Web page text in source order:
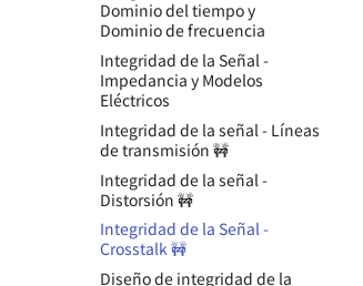
Componentes básicos -
Transistor de efecto de campo
Componentes Básicos -
Acoplador Optoeléctrico
Componentes básicos -
Amplificador operacional
Fundamentos de Circuitos
Digitales
Fundamentos de ADC y DAC
Salida Push-Pull y Salida de
Drenaje Abierto
F1C200s
Diseño del Sistema Mínimo de
OSD335x
Cómo diseñar el sistema
mínimo de un
microcontrolador
Desarrollo de hardware
STM32F4
SwiftCtrl - Controlador
Bluetooth
DIY CMSIS-DAP 🚧
ZenDriver - Motor Driver de
Alto Rendimiento
Esquema de control del motor
- IR2104S
Protocolo de comunicación -
CAN 🚧
Protocolo de comunicación -
USB 🚧
Protocolo de comunicación -
Ethernet 🚧
voltaje conmutada (no
aislada)
Topología de alimentación -
Regulación de conmutación
(aislada)
Diseño de Fuentes de
Alimentación - Circuitos
Integrados Reguladores de
Conmutación (sin
aislamiento)
Diseño de Alimentación -
Circuito de Autoboot
Dominio del tiempo y
Dominio de frecuencia
Integridad de la Señal -
Impedancia y Modelos
Eléctricos
Integridad de la señal - Líneas
de transmisión 🚧
Integridad de la señal -
Distorsión 🚧
Integridad de la Señal -
Crosstalk 🚧
Diseño de integridad de la